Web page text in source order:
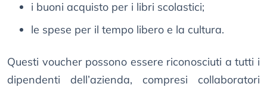
i buoni acquisto per i libri scolastici;
le spese per il tempo libero e la cultura.
Questi voucher possono essere riconosciuti a tutti i
dipendenti dell’azienda, compresi collaboratori